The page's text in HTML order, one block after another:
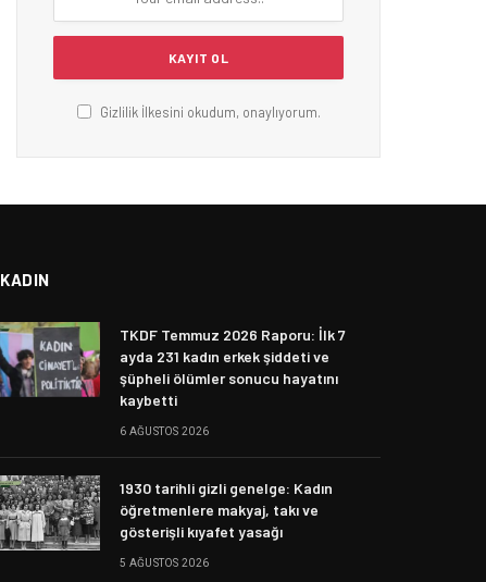
Gizlilik İlkesini okudum, onaylıyorum.
KADIN
TKDF Temmuz 2026 Raporu: İlk 7
ayda 231 kadın erkek şiddeti ve
şüpheli ölümler sonucu hayatını
kaybetti
6 AĞUSTOS 2026
1930 tarihli gizli genelge: Kadın
öğretmenlere makyaj, takı ve
gösterişli kıyafet yasağı
5 AĞUSTOS 2026